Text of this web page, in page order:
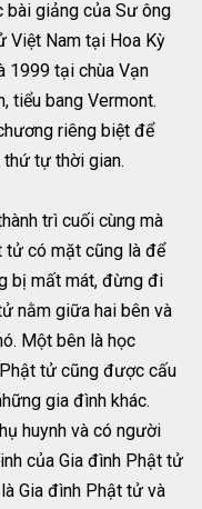
bài giảng của Sư ông
Việt Nam tại Hoa Kỳ
1999 tại chùa Vạn
tiểu bang Vermont.
riêng biệt để
tự thời gian.
trì cuối cùng mà
tử có mặt cũng là để
bị mất mát, đừng đi
nằm giữa hai bên và
Một bên là học
tử cũng được cấu
gia đình khác.
huynh và có người
của Gia đình Phật tử
Gia đình Phật tử và